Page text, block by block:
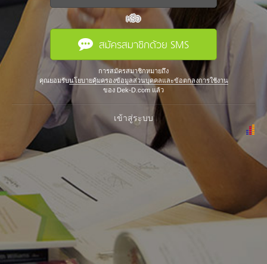
หรือ
สมัครสมาชิกด้วย SMS
การสมัครสมาชิกหมายถึง
คุณยอมรับนโยบายคุ้มครองข้อมูลส่วนบุคคลและข้อตกลงการใช้งาน
ของ Dek-D.com แล้ว
เข้าสู่ระบบ